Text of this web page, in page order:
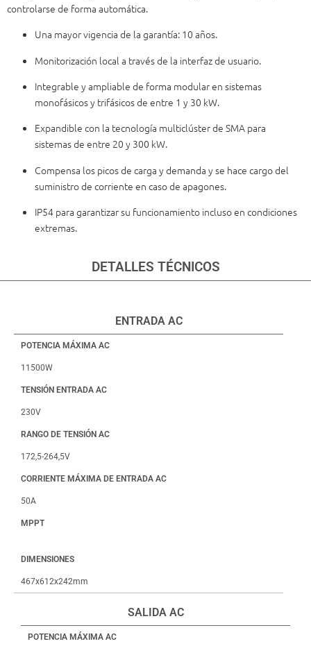
controlarse de forma automática.
Una mayor vigencia de la garantía: 10 años.
Monitorización local a través de la interfaz de usuario.
Integrable y ampliable de forma modular en sistemas
monofásicos y trifásicos de entre 1 y 30 kW.
Expandible con la tecnología multiclúster de SMA para
sistemas de entre 20 y 300 kW.
Compensa los picos de carga y demanda y se hace cargo del
suministro de corriente en caso de apagones.
IP54 para garantizar su funcionamiento incluso en condiciones
extremas.
DETALLES TÉCNICOS
ENTRADA AC
POTENCIA MÁXIMA AC
11500W
TENSIÓN ENTRADA AC
230V
RANGO DE TENSIÓN AC
172,5-264,5V
CORRIENTE MÁXIMA DE ENTRADA AC
50A
MPPT
DIMENSIONES
467x612x242mm
SALIDA AC
POTENCIA MÁXIMA AC